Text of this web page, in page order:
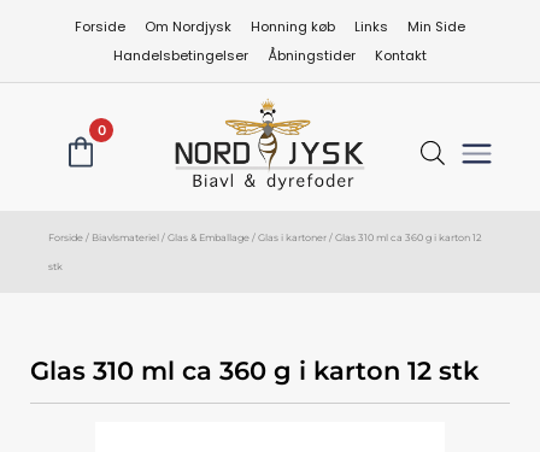
Forside Om Nordjysk Honning køb Links
Min Side
Handelsbetingelser
Åbningstider Kontakt
0
Forside / Biavlsmateriel / Glas & Emballage / Glas i kartoner / Glas 310 ml ca 360 g i karton 12
stk
Glas 310 ml ca 360 g i karton 12 stk